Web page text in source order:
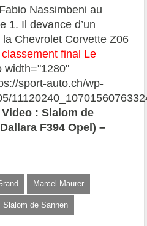
Nassimbeni au
1. Il devance d’un
Chevrolet Corvette Z06
classement final Le
width="1280"
sport-auto.ch/wp-
Video : Slalom de
F394 Opel) –
Marcel Maurer
Slalom de Sannen